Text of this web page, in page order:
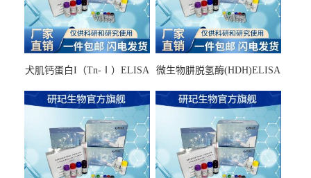
犬肌钙蛋白I（Tn-Ⅰ）ELISA
微生物肼脱氢酶(HDH)ELISA